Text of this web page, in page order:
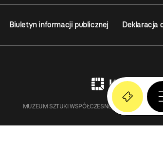
Biuletyn informacji publicznej Deklaracja
MUZEUM SZTUKI WSPÓŁCZESNEJ W KRAKOWIE